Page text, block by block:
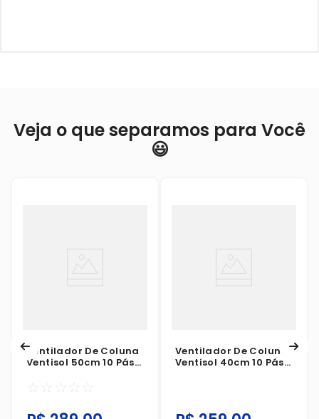
Veja o que separamos para Você
😃
Ventilador De Coluna
Ventisol 50cm 10 Pás
☆ ☆ ☆ ☆ ☆
Ventilador De Coluna
Ventisol 40cm 10 Pás